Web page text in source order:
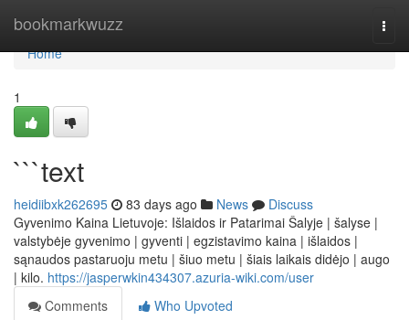
bookmarkwuzz
Home
Home
1
```text
heidiibxk262695 83 days ago News
Discuss
Gyvenimo Kaina Lietuvoje: Išlaidos ir Patarimai Šalyje | šalyse |
valstybėje gyvenimo | gyventi | egzistavimo kaina | išlaidos |
sąnaudos pastaruoju metu | šiuo metu | šiais laikais didėjo | augo
| kilo. https://jasperwkin434307.azuria-wiki.com/user
Comments
Who Upvoted